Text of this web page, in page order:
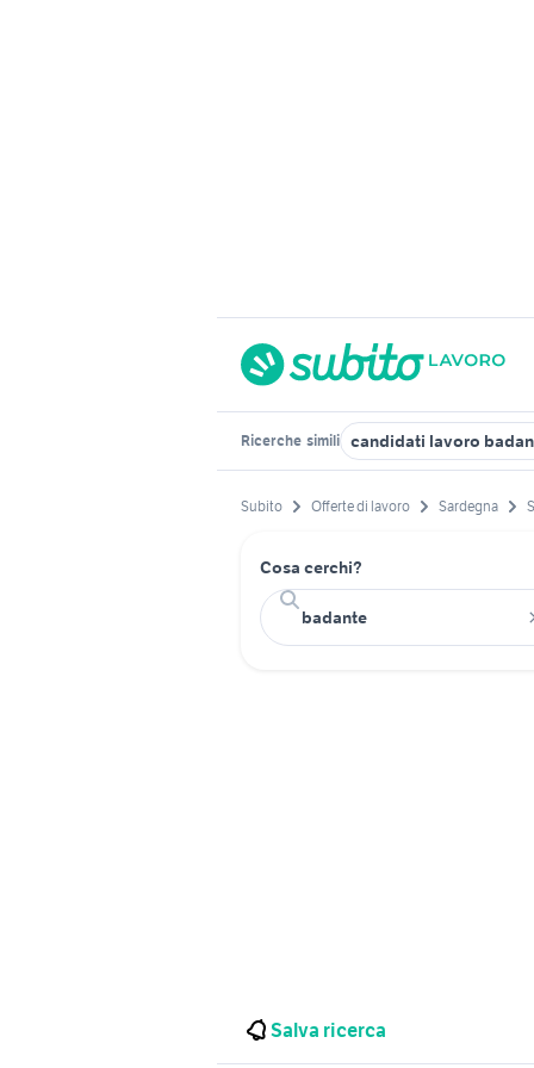
Ricerche simili candidati lavoro
Subito Offerte di lavoro Sardegna
Cosa cerchi?
Salva ricerca